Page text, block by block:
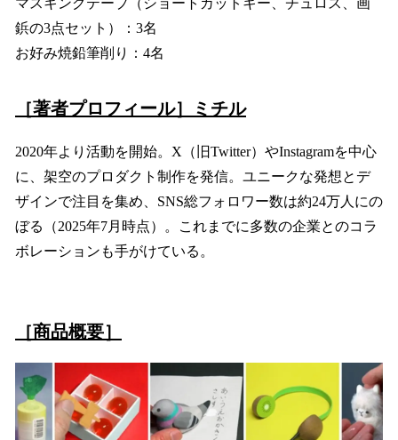
マスキングテープ（ショートカットキー、チュロス、画
鋲の3点セット）：3名
お好み焼鉛筆削り：4名
［著者プロフィール］ ミチル
2020年より活動を開始。X（旧Twitter）やInstagramを中心
に、架空のプロダクト制作を発信。ユニークな発想とデ
ザインで注目を集め、SNS総フォロワー数は約24万人にの
ぼる（2025年7月時点）。これまでに多数の企業とのコラ
ボレーションも手がけている。
［商品概要］